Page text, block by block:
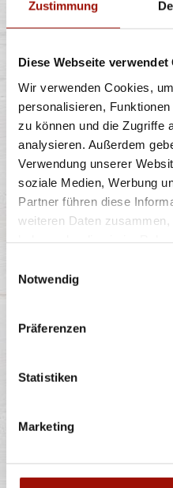
Zustimmung
Diese Webseite verwendet
Wir verwenden Cookies,
personalisieren,
zu können und die Zugriffe
analysieren. Außerdem
Verwendung unserer
soziale Medien, Werbung
Partner führen diese
weiteren Daten
Notwendig
Präferenzen
Statistiken
Marketing
Spaghetti oder Penne,
Gran Moravia (Hartkäse),
Der Pizza-Dip